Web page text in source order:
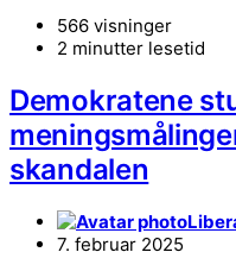
566 visninger
2 minutter lesetid
Demokratene
skandalen
7. februar 2025